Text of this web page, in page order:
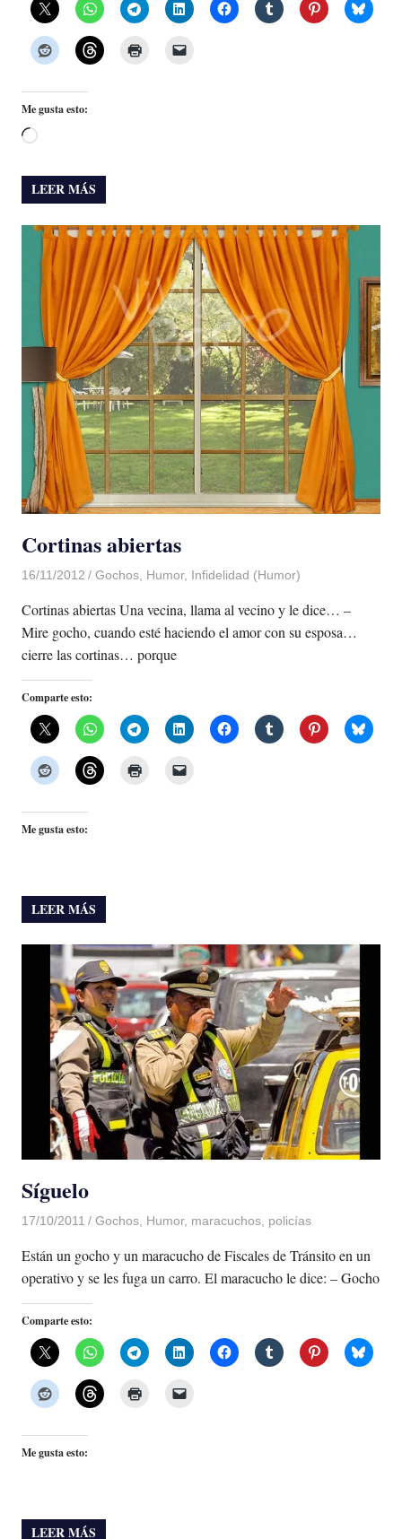
Me gusta esto:
Cargando...
LEER MÁS
Cortinas abiertas
16/11/2012 Luis Castellanos
Gochos, Humor, Infidelidad (Humor)
Cortinas abiertas Una vecina, llama al vecino y le dice… –
Mire gocho, cuando esté haciendo el amor con su esposa…
cierre las cortinas… porque
Comparte esto:
Me gusta esto:
LEER MÁS
Síguelo
17/10/2011 De todo un Poco
Gochos, Humor, maracuchos, policías
Están un gocho y un maracucho de Fiscales de Tránsito en un
operativo y se les fuga un carro. El maracucho le dice: – Gocho
Comparte esto:
Me gusta esto:
LEER MÁS